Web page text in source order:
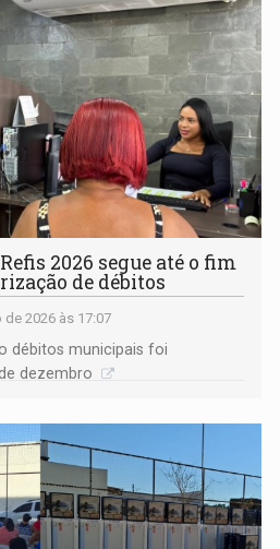
2026 segue até o fim
de débitos
2026 às 17:07
débitos municipais foi
dezembro